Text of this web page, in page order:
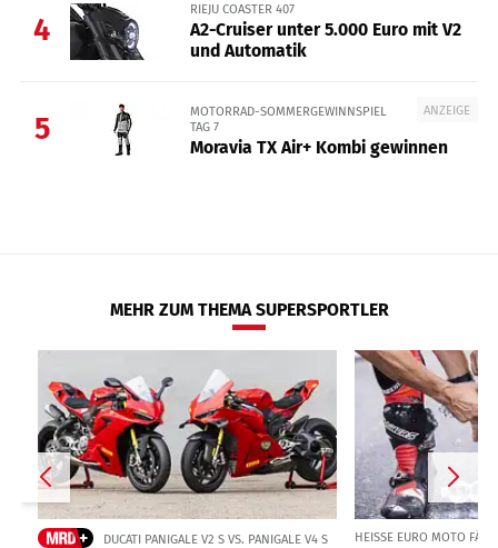
4
RIEJU COASTER 407
A2-Cruiser unter 5.000 Euro mit V2
und Automatik
5
ANZEIGE
MOTORRAD-SOMMERGEWINNSPIEL
TAG 7
Moravia TX Air+ Kombi gewinnen
MEHR ZUM THEMA SUPERSPORTLER
DUCATI PANIGALE V2 S VS. PANIGALE V4 S
HEISSE EURO MOTO